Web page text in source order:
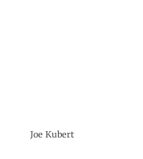
Joe Kubert